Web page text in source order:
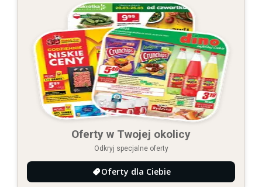
Oferty w Twojej okolicy
Odkryj specjalne oferty
Oferty dla Ciebie